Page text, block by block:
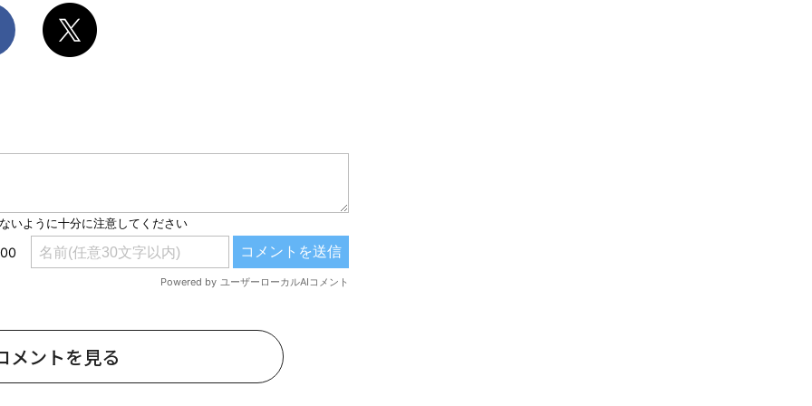
メントを見る